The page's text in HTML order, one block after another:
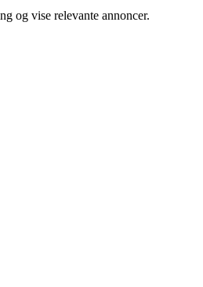
og vise relevante annoncer.